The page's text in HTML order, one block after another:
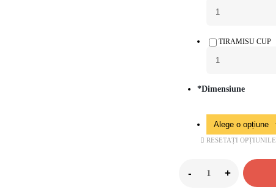
TIRAMISU CUP
*Dimensiune
RESETAȚI OPȚIUNILE